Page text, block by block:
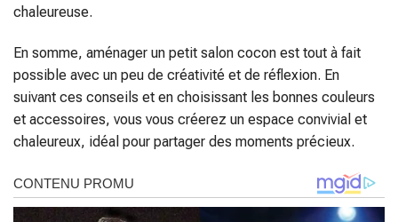
chaleureuse.
En somme, aménager un petit salon cocon est tout à fait
possible avec un peu de créativité et de réflexion. En
suivant ces conseils et en choisissant les bonnes couleurs
et accessoires, vous vous créerez un espace convivial et
chaleureux, idéal pour partager des moments précieux.